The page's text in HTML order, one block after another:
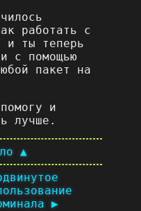
работать с
и ты теперь
с помощью
пакет на
и
лучше.
▲
▶